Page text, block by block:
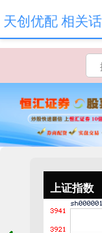
上证指数
天创优配 相关